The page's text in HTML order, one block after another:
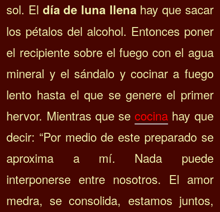
sol. El día de luna llenahay que sacar
los pétalos del alcohol. Entonces poner
el recipiente sobre el fuego con el agua
mineral y el sándalo y cocinar a fuego
lento hasta el que se genere el primer
hervor. Mientras que secocina hay que
decir: “Por medio de este preparado se
aproxima a mí. Nada puede
interponerse entre nosotros. El amor
medra, se consolida, estamos juntos,